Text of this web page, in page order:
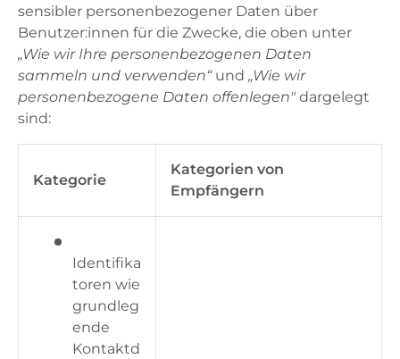
sensibler personenbezogener Daten über
Benutzer:innen für die Zwecke, die oben unter
„Wie wir Ihre personenbezogenen Daten
sammeln und verwenden“und „Wie wir
personenbezogene Daten offenlegen" dargelegt
sind:
Kategorie
Kategorien von
Empfängern
Identifika
toren wie
grundleg
ende
Kontaktd